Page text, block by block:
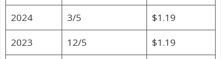
2024 3/5
$1.19
2023
12/5
$1.19